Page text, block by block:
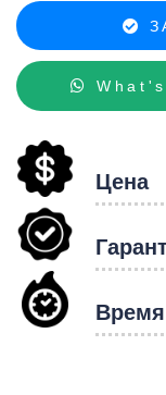
Цена
Время